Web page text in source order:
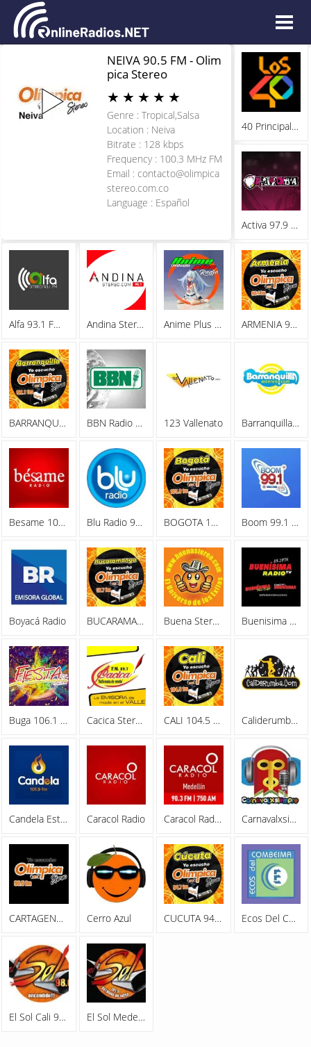
NEIVA 90.5 FM - Olim
pica Stereo
★ ★ ★ ★ ★
Genre : Tropical,Salsa
Location : Neiva
Bitrate : 128 kbps
Frequency : 100.3 MHz FM
Email : contacto@olimpica
stereo.com.co
Language : Español
40 Principales - Bogota
Activa 97.9 FM
Alfa 93.1 FM Stereo Andina Stereo FM 95.1 Anime Plus Radio ARMENIA 96.1 FM - Olimpica Stereo
BARRANQUILLA 92.1 FM - Olimpica Stereo BBN Radio Bogota 1100 AM 123 Vallenato Barranquilla Estereo
Besame 100.4 FM Blu Radio 96.9 FM BOGOTA 105.9 FM - Olimpica Stereo Boom 99.1 FM
Boyacá Radio BUCARAMANGA 97.7 FM - Olimpica Stereo Buena Stereo Buenisima Radio TV
Buga 106.1 FM Cacica Stereo CALI 104.5 FM - Olimpica Stereo Caliderumba Radio
Candela Estereo 101.9 FM Caracol Radio Caracol Radio Medellin Carnavalxsiempre
CARTAGENA 90.5 FM - Olimpica Stereo Cerro Azul CUCUTA 94.7 FM - Olimpica Stereo Ecos Del Combeima 790 AM
El Sol Cali 98.0 FM El Sol Medellin 107.9 FM